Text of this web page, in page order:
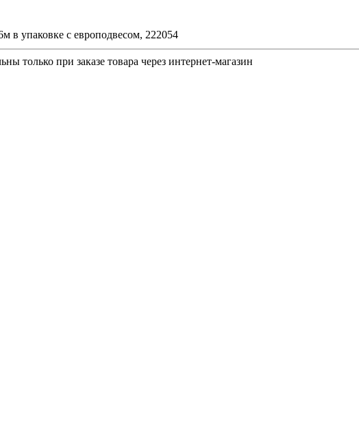
с европодвесом, 222054
только при заказе товара через интернет-магазин